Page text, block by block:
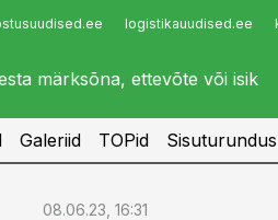
logistikauudised.ee
Infopank
Galeriid TOPid Sisuturundus
08.06.23, 16:31